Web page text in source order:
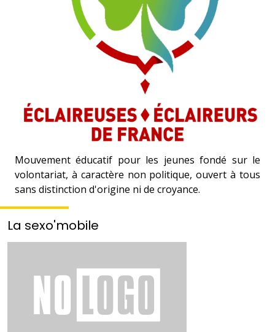
Mouvement éducatif pour les jeunes fondé sur le
volontariat, à caractère non politique, ouvert à tous
sans distinction d'origine ni de croyance.
La sexo'mobile